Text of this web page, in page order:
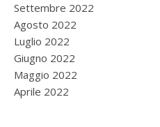
Settembre 2022
Agosto 2022
Luglio 2022
Giugno 2022
Maggio 2022
Aprile 2022